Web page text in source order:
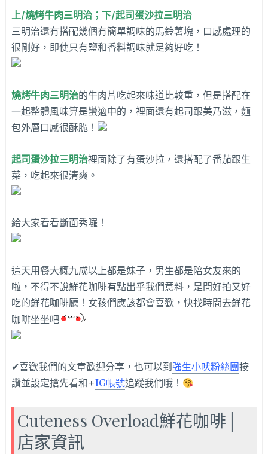
上/燒烤牛肉三明治；下/起司蛋沙拉三明治
三明治還有搭配幾個有簡單調味的馬鈴薯塊，口感處理的
很剛好，即使只有鹽和香料調味就足夠好吃！
燒烤牛肉三明治的牛肉片吃起來味道比較重，但是搭配在
一起整體風味算是蠻適中的，裡面還有起司跟美乃滋，麵
包外層口感很酥脆！
起司蛋沙拉三明治裡面除了有蛋沙拉，還搭配了番茄跟生
菜，吃起來很清爽。
給大家看看斷面秀囉！
這天用餐大概九成以上都是妹子，男生都是陪女友來的
啦，不得不說鮮花咖啡有點出乎我們意料，是間好拍又好
吃的鮮花咖啡廳！女孩們應該都會喜歡，快找時間去鮮花
咖啡坐坐吧
✔喜歡我們的文章歡迎分享，也可以到 強生小吠粉絲團按
讚並設定搶先看和+IG帳號追蹤我們哦！
Cuteness Overload鮮花咖啡│
店家資訊